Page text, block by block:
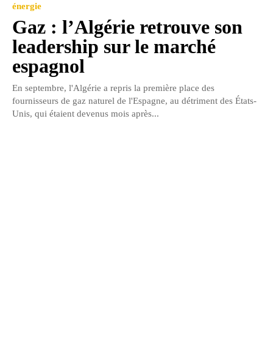
énergie
Gaz : l’Algérie retrouve son
leadership sur le marché
espagnol
En septembre, l'Algérie a repris la première place des
fournisseurs de gaz naturel de l'Espagne, au détriment des États-
Unis, qui étaient devenus mois après...